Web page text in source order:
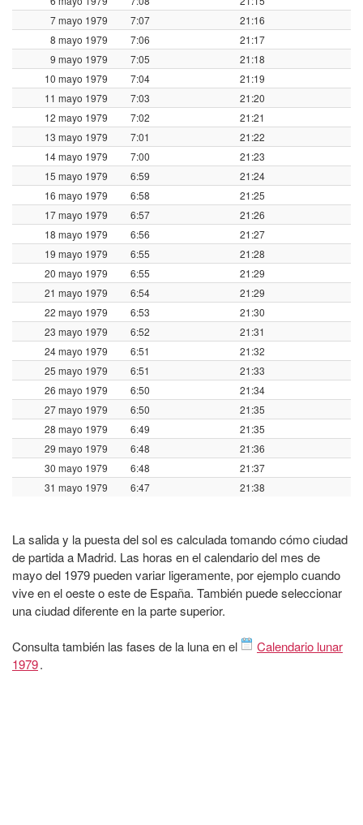
7 mayo 1979
7:07
21:16
8 mayo 1979
7:06
21:17
9 mayo 1979
7:05
21:18
10 mayo 1979
7:04
21:19
11 mayo 1979
7:03
21:20
12 mayo 1979
7:02
21:21
13 mayo 1979
7:01
21:22
14 mayo 1979
7:00
21:23
15 mayo 1979
6:59
21:24
16 mayo 1979
6:58
21:25
17 mayo 1979
6:57
21:26
18 mayo 1979
6:56
21:27
19 mayo 1979
6:55
21:28
20 mayo 1979
6:55
21:29
21 mayo 1979
6:54
21:29
22 mayo 1979
6:53
21:30
23 mayo 1979
6:52
21:31
24 mayo 1979
6:51
21:32
25 mayo 1979
6:51
21:33
26 mayo 1979
6:50
21:34
27 mayo 1979
6:50
21:35
28 mayo 1979
6:49
21:35
29 mayo 1979
6:48
21:36
30 mayo 1979
6:48
21:37
31 mayo 1979
6:47 21:38
La salida y la puesta del sol es calculada tomando cómo ciudad
de partida a Madrid. Las horas en el calendario del mes de
mayo del 1979 pueden variar ligeramente, por ejemplo cuando
vive en el oeste o este de España. También puede seleccionar
una ciudad diferente en la parte superior.
Consulta también las fases de la luna en el
Calendario lunar
1979.